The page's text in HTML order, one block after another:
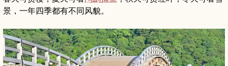
景，一年四季都有不同风貌。